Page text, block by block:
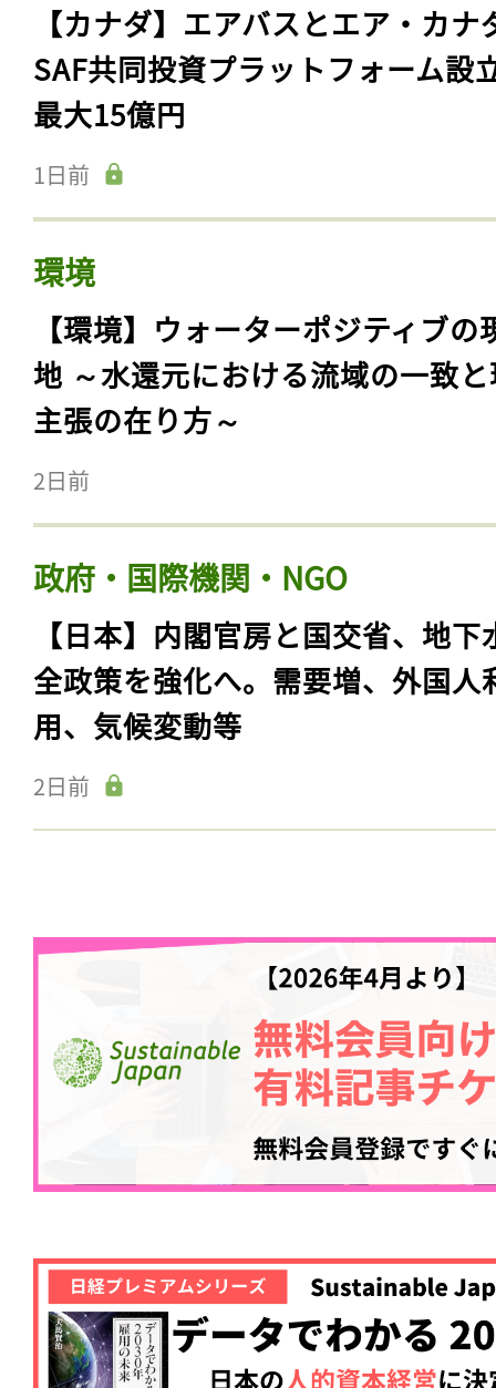
【カナダ】エアバスとエア・カナ
SAF共同投資プラットフォーム設
最大15億円
1日前
環境
【環境】ウォーターポジティブの
地 ～水還元における流域の一致
主張の在り方～
2日前
政府・国際機関・NGO
【日本】内閣官房と国交省、地下
全政策を強化へ。需要増、外国人
用、気候変動等
2日前